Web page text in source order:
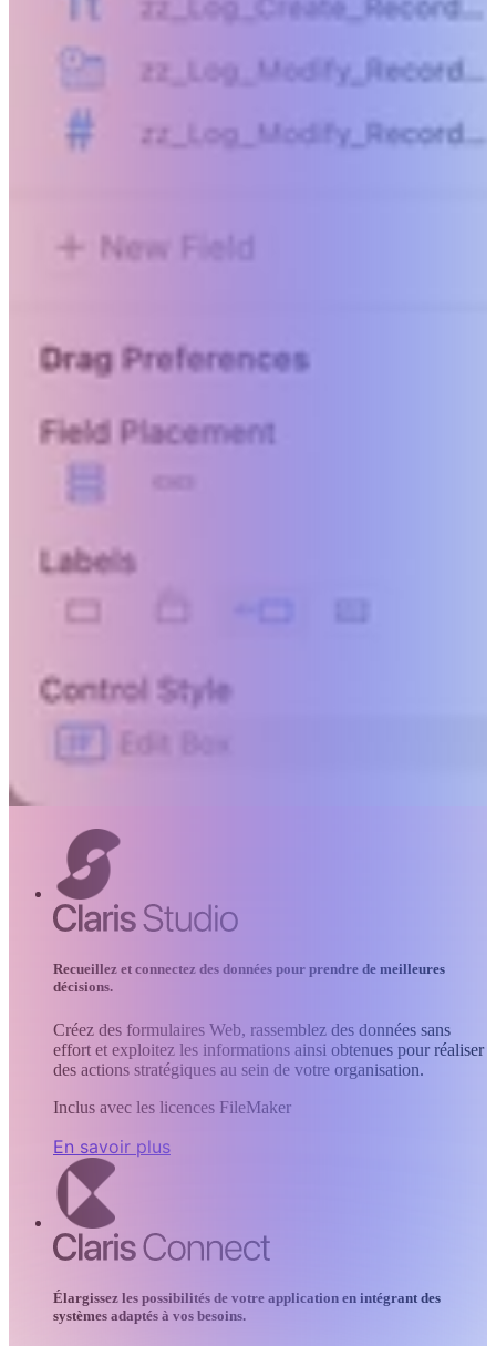
Recueillez et connectez des données pour prendre de meilleures
décisions.
Créez des formulaires Web, rassemblez des données sans
effort et exploitez les informations ainsi obtenues pour réaliser
des actions stratégiques au sein de votre organisation.
Inclus avec les licences FileMaker
En savoir plus
Élargissez les possibilités de votre application en intégrant des
systèmes adaptés à vos besoins.